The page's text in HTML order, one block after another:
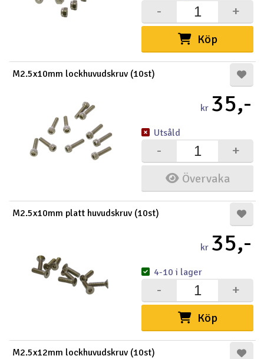
Köp
+
-
M2.5x10mm lockhuvudskruv (10st)
kr 35,-
Övervaka
+
-
Utsåld
M2.5x10mm platt huvudskruv (10st)
kr 35,-
Köp
+
-
4-10 i lager
M2.5x12mm lockhuvudskruv (10st)